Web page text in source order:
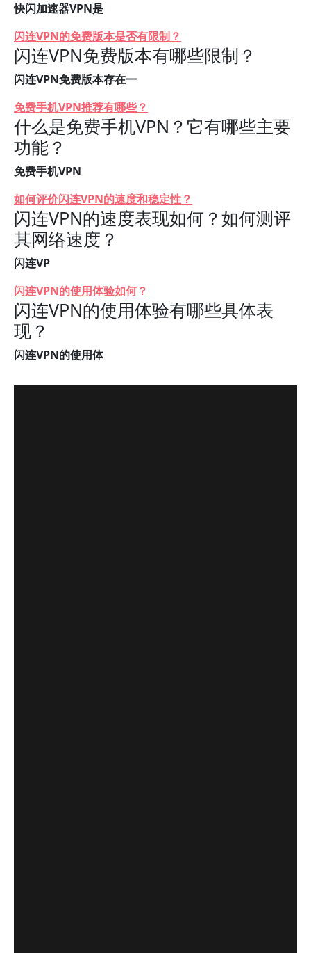
快闪加速器VPN是
闪连VPN的免费版本是否有限制？
闪连VPN免费版本有哪些限制？
闪连VPN免费版本存在一
免费手机VPN推荐有哪些？
什么是免费手机VPN？它有哪些主要
功能？
免费手机VPN
如何评价闪连VPN的速度和稳定性？
闪连VPN的速度表现如何？如何测评
其网络速度？
闪连VP
闪连VPN的使用体验如何？
闪连VPN的使用体验有哪些具体表
现？
闪连VPN的使用体